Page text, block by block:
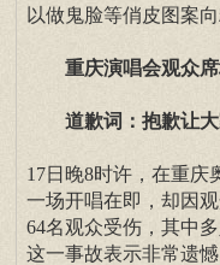
以做鬼脸等俏皮图案向
重庆演唱会观众席
道歉词：抱歉让大
17日晚8时许，在重庆
一场开唱在即，却因
64名观众受伤，其中
这一事故表示非常遗